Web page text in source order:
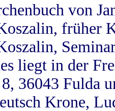
von
früher
liegt in der
36043 Fulda
Krone,